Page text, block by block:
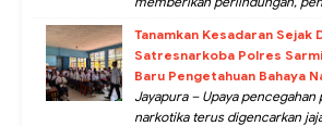
Tanamkan Kesadaran Sejak
Satresnarkoba Polres
Baru Pengetahuan Bahaya
Jayapura – Upaya pencegahan
narkotika terus digencarkan